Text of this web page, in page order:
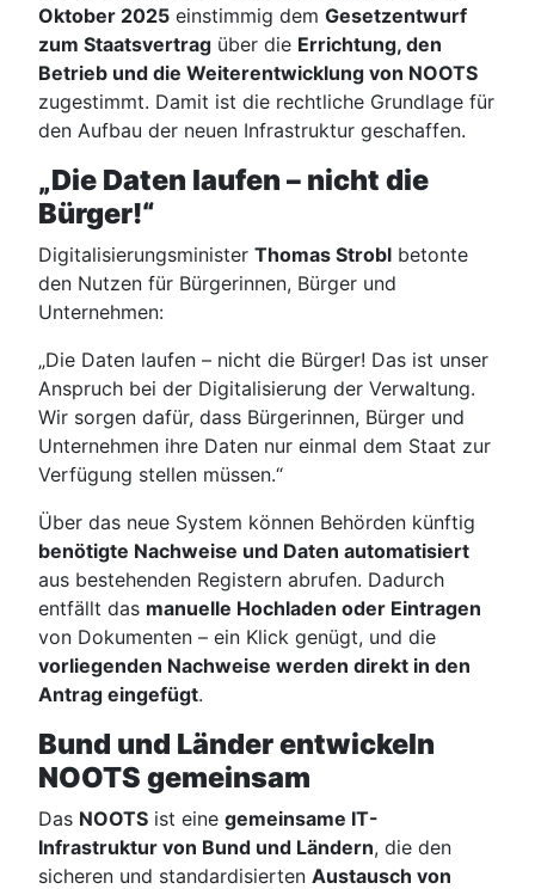
Oktober 2025 einstimmig dem Gesetzentwurf
zum Staatsvertrag über die Errichtung, den
Betrieb und die Weiterentwicklung von NOOTS
zugestimmt. Damit ist die rechtliche Grundlage für
den Aufbau der neuen Infrastruktur geschaffen.
„Die Daten laufen – nicht die
Bürger!“
Digitalisierungsminister Thomas Strobl betonte
den Nutzen für Bürgerinnen, Bürger und
Unternehmen:
„Die Daten laufen – nicht die Bürger! Das ist unser
Anspruch bei der Digitalisierung der Verwaltung.
Wir sorgen dafür, dass Bürgerinnen, Bürger und
Unternehmen ihre Daten nur einmal dem Staat zur
Verfügung stellen müssen.“
Über das neue System können Behörden künftig
benötigte Nachweise und Daten automatisiert
aus bestehenden Registern abrufen. Dadurch
entfällt das manuelle Hochladen oder Eintragen
von Dokumenten – ein Klick genügt, und die
vorliegenden Nachweise werden direkt in den
Antrag eingefügt.
Bund und Länder entwickeln
NOOTS gemeinsam
Das NOOTS ist eine gemeinsame IT-
Infrastruktur von Bund und Ländern, die den
sicheren und standardisierten Austausch von